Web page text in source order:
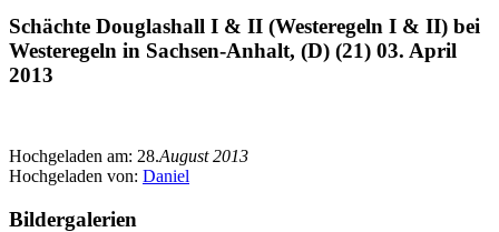
Schächte Douglashall I & II (Westeregeln I & II) bei
Westeregeln in Sachsen-Anhalt, (D) (21) 03. April
2013
Hochgeladen am: 28.August 2013
Hochgeladen von: Daniel
Bildergalerien